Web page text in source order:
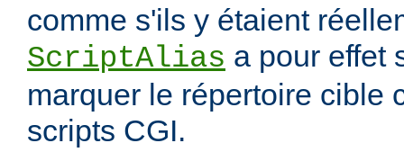
comme s'ils y étaient
ScriptAlias a pour effet
marquer le répertoire cible
scripts CGI.